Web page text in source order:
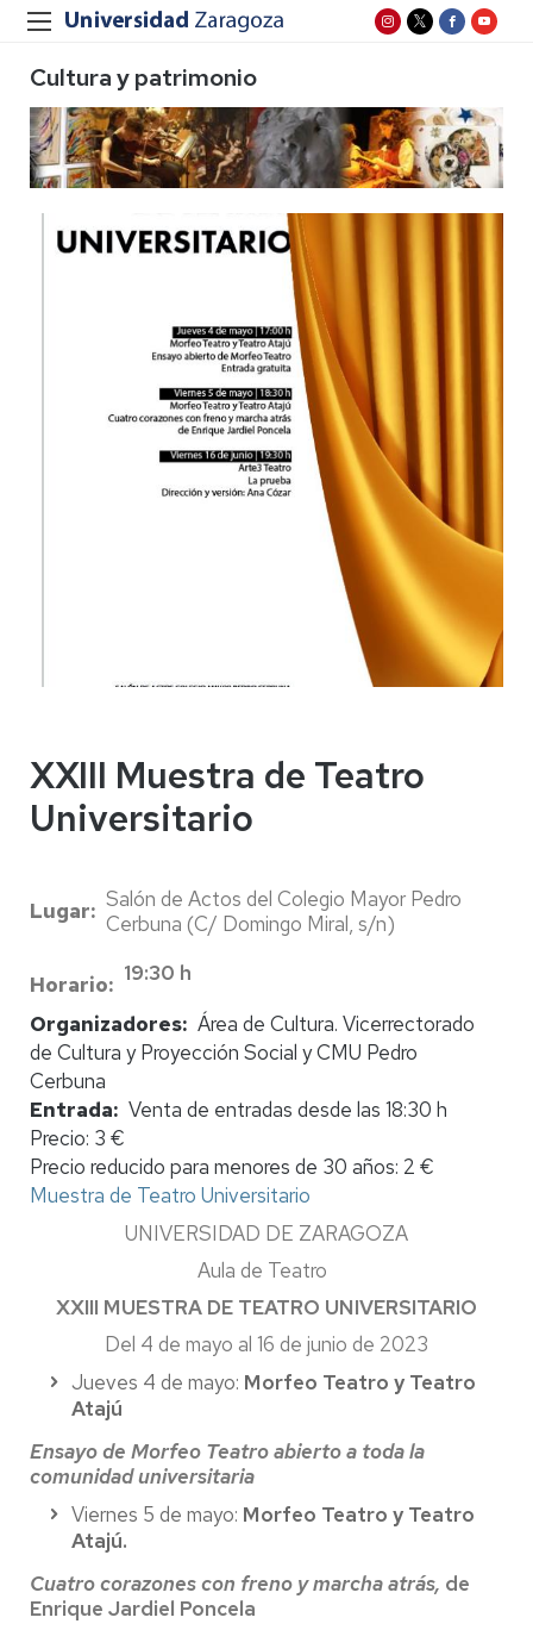
Cultura y patrimonio
XXIII Muestra de Teatro
Universitario
Lugar
Salón de Actos del Colegio Mayor Pedro
Cerbuna (C/ Domingo Miral, s/n)
Horario
19:30 h
Organizadores Área de Cultura. Vicerrectorado
de Cultura y Proyección Social y CMU Pedro
Cerbuna
Entrada
Venta de entradas desde las 18:30 h
Precio: 3 €
Precio reducido para menores de 30 años: 2 €
Muestra de Teatro Universitario
UNIVERSIDAD DE ZARAGOZA
Aula de Teatro
XXIII MUESTRA DE TEATRO UNIVERSITARIO
Del 4 de mayo al 16 de junio de 2023
Jueves 4 de mayo: Morfeo Teatro y Teatro
Atajú
Ensayo de Morfeo Teatro abierto a toda la
comunidad universitaria
Viernes 5 de mayo: Morfeo Teatro y Teatro
Atajú.
Cuatro corazones con freno y marcha atrás, de
Enrique Jardiel Poncela